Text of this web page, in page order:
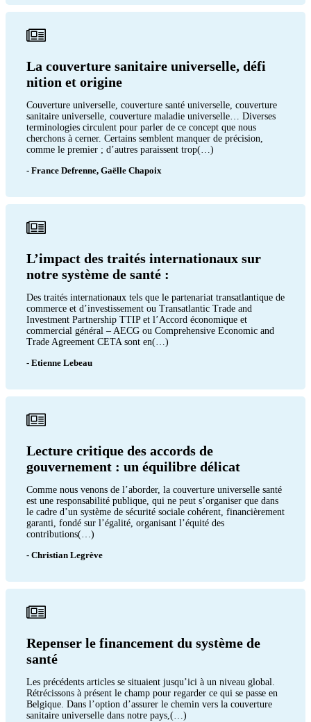
La couverture sanitaire universelle, défi
nition et origine
Couverture universelle, couverture santé universelle, couverture
sanitaire universelle, couverture maladie universelle… Diverses
terminologies circulent pour parler de ce concept que nous
cherchons à cerner. Certains semblent manquer de précision,
comme le premier ; d’autres paraissent trop(…)
- France Defrenne, Gaëlle Chapoix
L’impact des traités internationaux sur
notre système de santé :
Des traités internationaux tels que le partenariat transatlantique de
commerce et d’investissement ou Transatlantic Trade and
Investment Partnership TTIP et l’Accord économique et
commercial général – AECG ou Comprehensive Economic and
Trade Agreement CETA sont en(…)
- Etienne Lebeau
Lecture critique des accords de
gouvernement : un équilibre délicat
Comme nous venons de l’aborder, la couverture universelle santé
est une responsabilité publique, qui ne peut s’organiser que dans
le cadre d’un système de sécurité sociale cohérent, financièrement
garanti, fondé sur l’égalité, organisant l’équité des
contributions(…)
- Christian Legrève
Repenser le financement du système de
santé
Les précédents articles se situaient jusqu’ici à un niveau global.
Rétrécissons à présent le champ pour regarder ce qui se passe en
Belgique. Dans l’option d’assurer le chemin vers la couverture
sanitaire universelle dans notre pays,(…)